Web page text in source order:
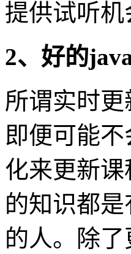
提供试听机
2、好的
所谓实时
即便可能
化来更新
的知识都
的人。除